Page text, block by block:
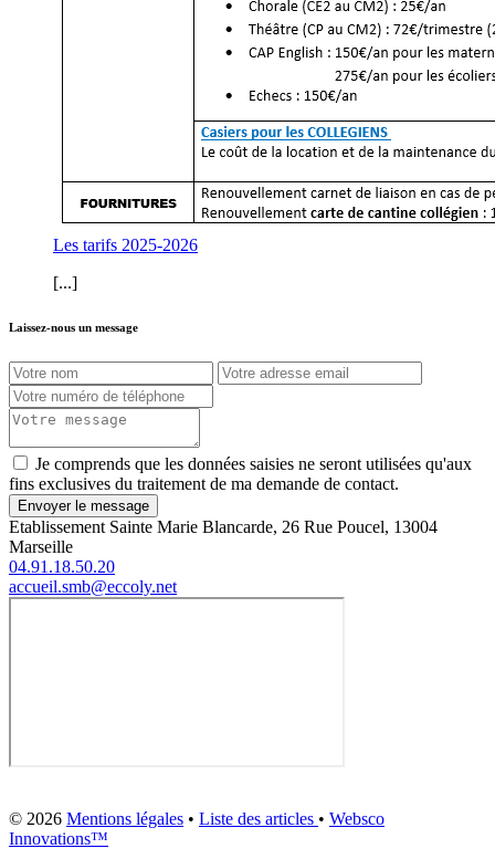
Les tarifs 2025-2026
[...]
Laissez-nous un message
Je comprends que les données saisies ne seront utilisées qu'aux
fins exclusives du traitement de ma demande de contact.
Envoyer le message
Etablissement Sainte Marie Blancarde, 26 Rue Poucel, 13004
Marseille
04.91.18.50.20
accueil.smb@eccoly.net
© 2026 Mentions légales • Liste des articles • Websco
Innovations™